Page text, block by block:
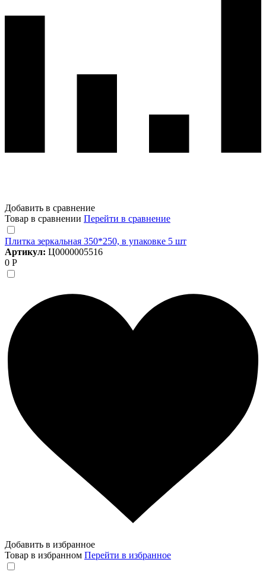
Добавить в сравнение
Товар в сравнении Перейти в сравнение
Плитка зеркальная 350*250, в упаковке 5 шт
Артикул: Ц0000005516
0 Р
Добавить в избранное
Товар в избранном Перейти в избранное